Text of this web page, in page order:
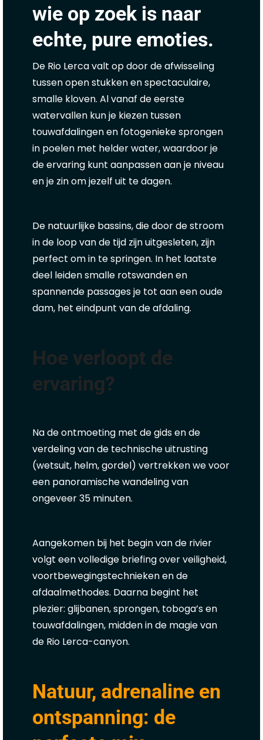
wie op zoek is naar
echte, pure emoties.
De Rio Lerca valt op door de afwisseling
tussen open stukken en spectaculaire,
smalle kloven. Al vanaf de eerste
watervallen kun je kiezen tussen
touwafdalingen en fotogenieke sprongen
in poelen met helder water, waardoor je
de ervaring kunt aanpassen aan je niveau
en je zin om jezelf uit te dagen.
De natuurlijke bassins, die door de stroom
in de loop van de tijd zijn uitgesleten, zijn
perfect om in te springen. In het laatste
deel leiden smalle rotswanden en
spannende passages je tot aan een oude
dam, het eindpunt van de afdaling.
Hoe verloopt de
ervaring?
Na de ontmoeting met de gids en de
verdeling van de technische uitrusting
(wetsuit, helm, gordel) vertrekken we voor
een panoramische wandeling van
ongeveer 35 minuten.
Aangekomen bij het begin van de rivier
volgt een volledige briefing over veiligheid,
voortbewegingstechnieken en de
afdaalmethodes. Daarna begint het
plezier: glijbanen, sprongen, toboga’s en
touwafdalingen, midden in de magie van
de Rio Lerca-canyon.
Natuur, adrenaline en
ontspanning: de